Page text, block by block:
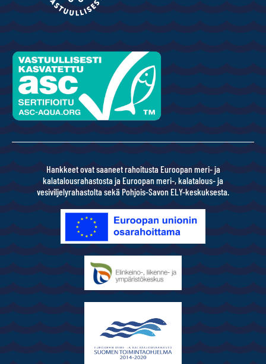
Hankkeet ovat saaneet rahoitusta Euroopan meri- ja
kalatalousrahastosta ja Euroopan meri-, kalatalous- ja
vesiviljelyrahastolta sekä Pohjois-Savon ELY-keskuksesta.